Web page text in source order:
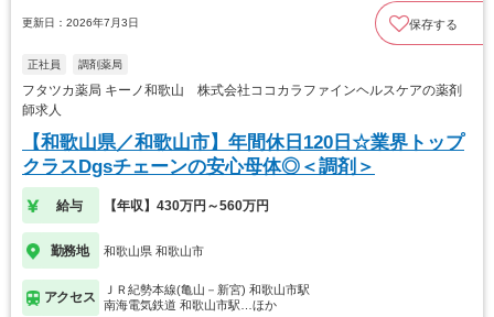
更新日：2026年7月3日 保存する
正社員 調剤薬局
フタツカ薬局 キーノ和歌山 株式会社ココカラファインヘルスケアの薬剤
師求人
【和歌山県／和歌山市】年間休日120日☆業界トップ
クラスDgsチェーンの安心母体◎＜調剤＞
給与 【年収】430万円～560万円
勤務地 和歌山県 和歌山市
アクセス
ＪＲ紀勢本線(亀山－新宮) 和歌山市駅
南海電気鉄道 和歌山市駅…ほか